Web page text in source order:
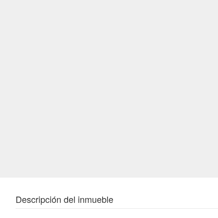
Descripción del inmueble